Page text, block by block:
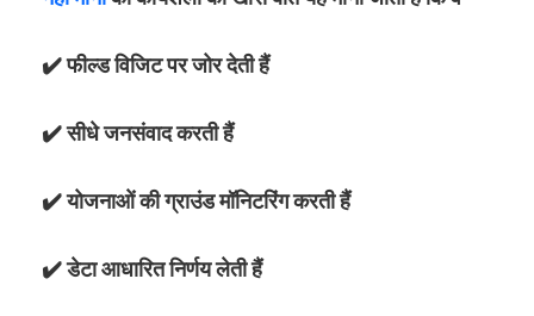
✔️ फील्ड विजिट पर जोर देती हैं
✔️ सीधे जनसंवाद करती हैं
✔️ योजनाओं की ग्राउंड मॉनिटरिंग करती हैं
✔️ डेटा आधारित निर्णय लेती हैं